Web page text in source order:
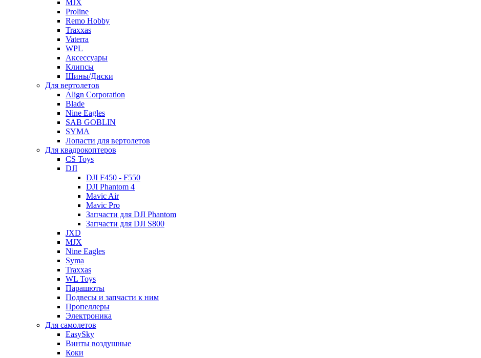
MJX
Proline
Remo Hobby
Traxxas
Vaterra
WPL
Аксессуары
Клипсы
Шины/Диски
Для вертолетов
Align Corporation
Blade
Nine Eagles
SAB GOBLIN
SYMA
Лопасти для вертолетов
Для квадрокоптеров
CS Toys
DJI
DJI F450 - F550
DJI Phantom 4
Mavic Air
Mavic Pro
Запчасти для DJI Phantom
Запчасти для DJI S800
JXD
MJX
Nine Eagles
Syma
Traxxas
WL Toys
Парашюты
Подвесы и запчасти к ним
Пропеллеры
Электроника
Для самолетов
EasySky
Винты воздушные
Коки